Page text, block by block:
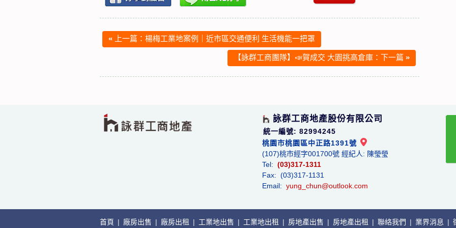
« 上一篇：楊梅工業地案例｜近市區交通便利 生活機能一把罩
【詠群工商團隊】📣賀成交 大園挑高倉庫：下一篇 »
詠群工商地產股份有限公司
統一編號: 82994245
桃園市桃園區中正路1391號
(107)桃市經字001700號 經紀人: 陳瑩瑩
Tel: (03)317-1311
Fax: (03)317-1131
Email: yung_chun@outlook.com
首頁 | 廠房出售 | 廠房出租 | 工業地出售 | 工業地出租 | 房地產出售 | 房地產出租 | 聯絡我們 | 業界消息 |